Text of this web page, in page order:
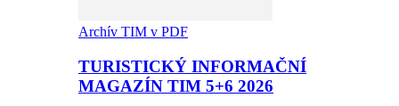
Archív TIM v PDF
TURISTICKÝ INFORMAČNÍ
MAGAZÍN TIM 5+6 2026